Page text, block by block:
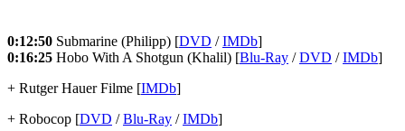
0:12:50 Submarine (Philipp) [DVD /IMDb]
0:16:25 Hobo With A Shotgun (Khalil) [Blu-Ray /DVD /IMDb]
+ Rutger Hauer Filme [IMDb]
+ Robocop [DVD /Blu-Ray /IMDb]